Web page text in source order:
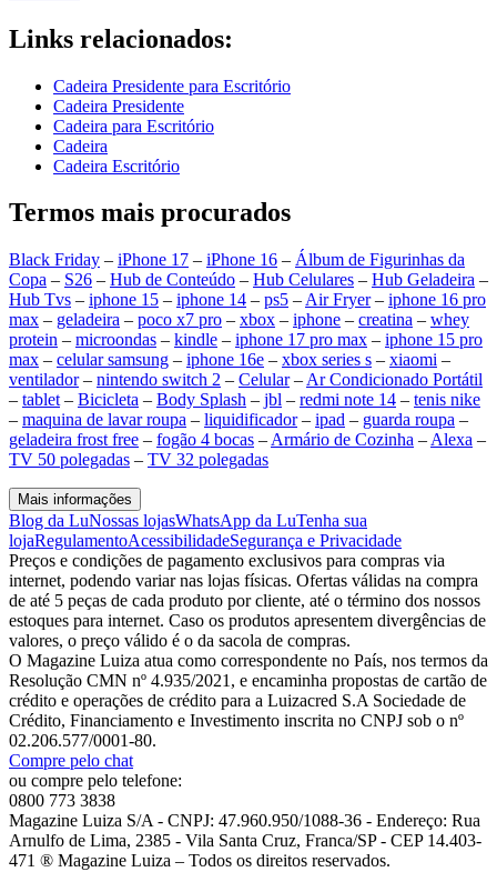
Links relacionados:
Cadeira Presidente para Escritório
Cadeira Presidente
Cadeira para Escritório
Cadeira
Cadeira Escritório
Termos mais procurados
Black Friday – iPhone 17 – iPhone 16 – Álbum de Figurinhas da
Copa – S26 – Hub de Conteúdo – Hub Celulares – Hub Geladeira –
Hub Tvs – iphone 15 – iphone 14 – ps5 – Air Fryer– iphone 16 pro
max – geladeira – poco x7 pro – xbox – iphone – creatina – whey
protein – microondas – kindle – iphone 17 pro max – iphone 15 pro
max – celular samsung – iphone 16e – xbox series s – xiaomi –
ventilador– nintendo switch 2 – Celular– Ar Condicionado Portátil
– tablet – Bicicleta – Body Splash – jbl – redmi note 14 – tenis nike
– maquina de lavar roupa – liquidificador– ipad – guarda roupa –
geladeira frost free – fogão 4 bocas – Armário de Cozinha – Alexa –
TV 50 polegadas – TV 32 polegadas
Mais informações
Blog da LuNossas lojasWhatsApp da LuTenha sua
lojaRegulamentoAcessibilidadeSegurança e Privacidade
Preços e condições de pagamento exclusivos para compras via
internet, podendo variar nas lojas físicas. Ofertas válidas na compra
de até 5 peças de cada produto por cliente, até o término dos nossos
estoques para internet. Caso os produtos apresentem divergências de
valores, o preço válido é o da sacola de compras.
O Magazine Luiza atua como correspondente no País, nos termos da
Resolução CMN nº 4.935/2021, e encaminha propostas de cartão de
crédito e operações de crédito para a Luizacred S.A Sociedade de
Crédito, Financiamento e Investimento inscrita no CNPJ sob o nº
02.206.577/0001-80.
Compre pelo chat
ou compre pelo telefone:
0800 773 3838
Magazine Luiza S/A - CNPJ: 47.960.950/1088-36 - Endereço: Rua
Arnulfo de Lima, 2385 - Vila Santa Cruz, Franca/SP - CEP 14.403-
471 ® Magazine Luiza – Todos os direitos reservados.